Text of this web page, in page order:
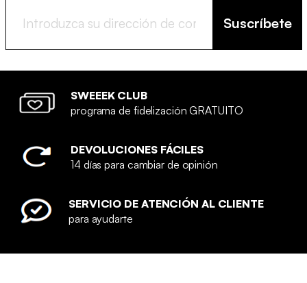
Suscríbete
SWEEEK CLUB
programa de fidelización GRATUITO
DEVOLUCIONES FÁCILES
14 días para cambiar de opinión
SERVICIO DE ATENCIÓN AL CLIENTE
para ayudarte